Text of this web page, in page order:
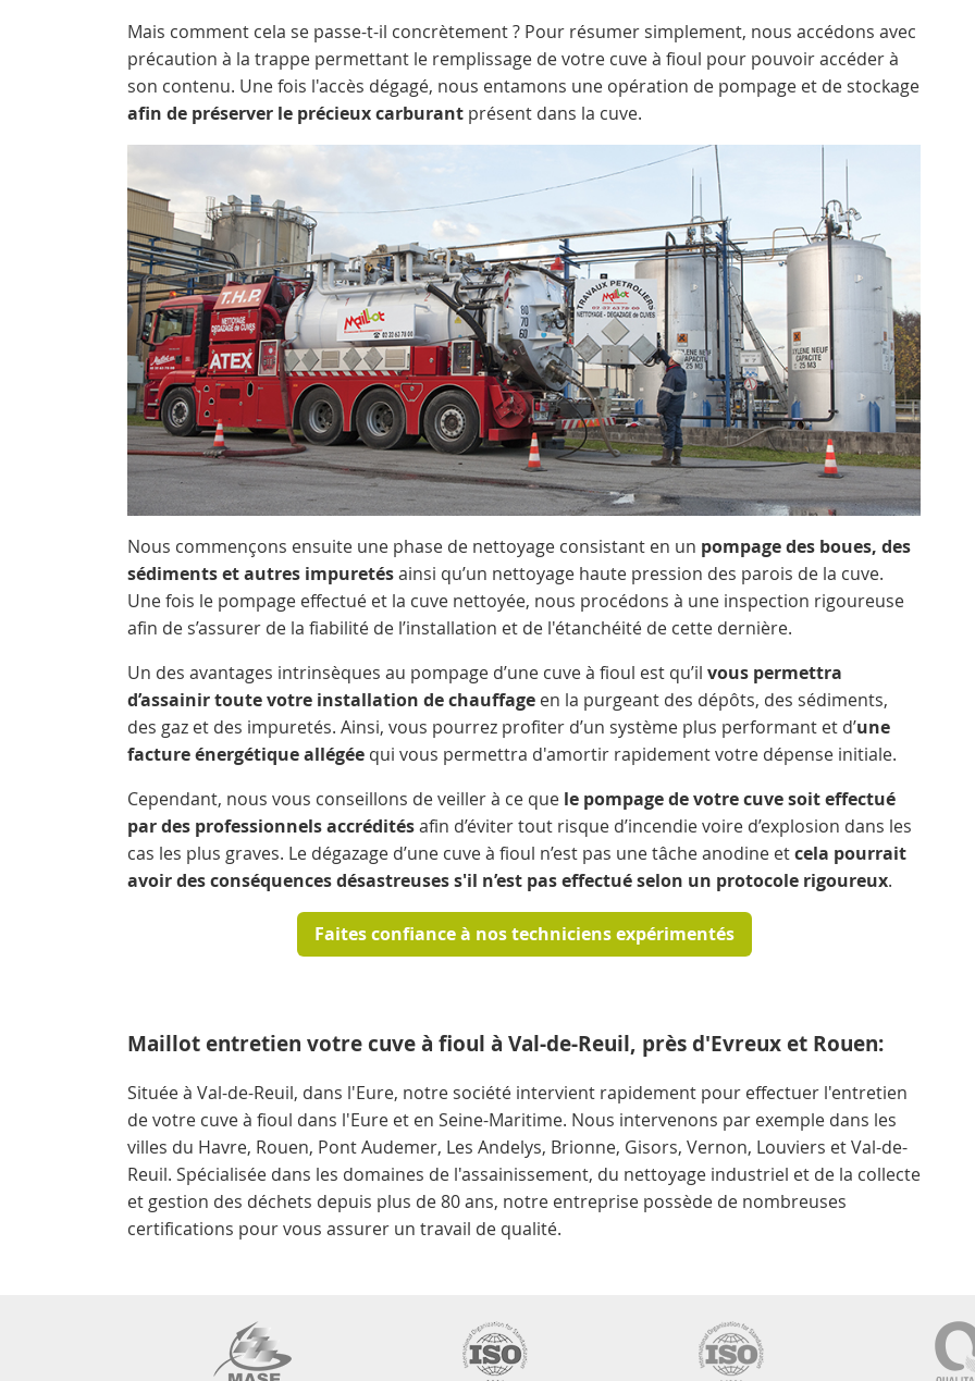
Mais comment cela se passe-t-il concrètement ? Pour résumer simplement, nous accédons avec
précaution à la trappe permettant le remplissage de votre cuve à fioul pour pouvoir accéder à
son contenu. Une fois l'accès dégagé, nous entamons une opération de pompage et de stockage
afin de préserver le précieux carburant présent dans la cuve.
Nous commençons ensuite une phase de nettoyage consistant en un pompage des boues, des
sédiments et autres impuretésainsi qu’un nettoyage haute pression des parois de la cuve.
Une fois le pompage effectué et la cuve nettoyée, nous procédons à une inspection rigoureuse
afin de s’assurer de la fiabilité de l’installation et de l'étanchéité de cette dernière.
Un des avantages intrinsèques au pompage d’une cuve à fioul est qu’il vous permettra
d’assainir toute votre installation de chauffage en la purgeant des dépôts, des sédiments,
des gaz et des impuretés. Ainsi, vous pourrez profiter d’un système plus performant et d’une
facture énergétique allégée qui vous permettra d'amortir rapidement votre dépense initiale.
Cependant, nous vous conseillons de veiller à ce que le pompage de votre cuve soit effectué
par des professionnels accréditésafin d’éviter tout risque d’incendie voire d’explosion dans les
cas les plus graves. Le dégazage d’une cuve à fioul n’est pas une tâche anodine etcela pourrait
avoir des conséquences désastreuses s'il n’est pas effectué selon un protocole rigoureux.
Faites confiance à nos techniciens expérimentés
Maillot entretien votre cuve à fioul à Val-de-Reuil, près d'Evreux et Rouen:
Située à Val-de-Reuil, dans l'Eure, notre société intervient rapidement pour effectuer l'entretien
de votre cuve à fioul dans l'Eure et en Seine-Maritime. Nous intervenons par exemple dans les
villes du Havre, Rouen, Pont Audemer, Les Andelys, Brionne, Gisors, Vernon, Louviers et Val-de-
Reuil. Spécialisée dans les domaines de l'assainissement, du nettoyage industriel et de la collecte
et gestion des déchets depuis plus de 80 ans, notre entreprise possède de nombreuses
certifications pour vous assurer un travail de qualité.